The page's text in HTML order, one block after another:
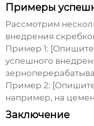
Примеры
Рассмотрим
внедрения
Пример 1:
успешного
Пример 2:
например, на
Заключение